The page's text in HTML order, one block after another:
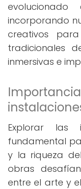
incorporando
creativos
tradicionales
inmersivas e
Explorar las
fundamental
y la riqueza
obras
entre el arte y